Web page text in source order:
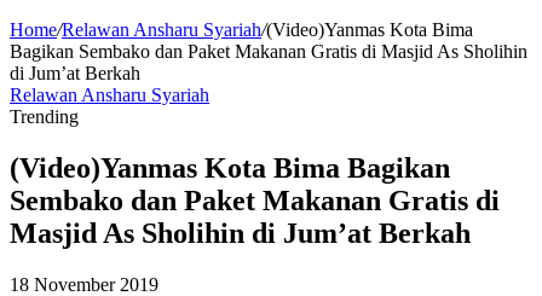
Home/Relawan Ansharu Syariah/(Video)Yanmas Kota Bima
Bagikan Sembako dan Paket Makanan Gratis di Masjid As Sholihin
di Jum’at Berkah
Relawan Ansharu Syariah
Trending
(Video)Yanmas Kota Bima Bagikan
Sembako dan Paket Makanan Gratis di
Masjid As Sholihin di Jum’at Berkah
18 November 2019